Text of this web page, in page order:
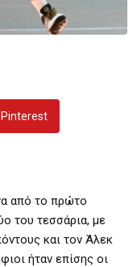
Pinterest
από το πρώτο
του τεσσάρια, με
και τον Άλεκ
ήταν επίσης οι